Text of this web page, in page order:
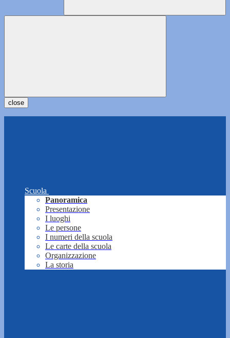
close
Scuola
Panoramica
Presentazione
I luoghi
Le persone
I numeri della scuola
Le carte della scuola
Organizzazione
La storia